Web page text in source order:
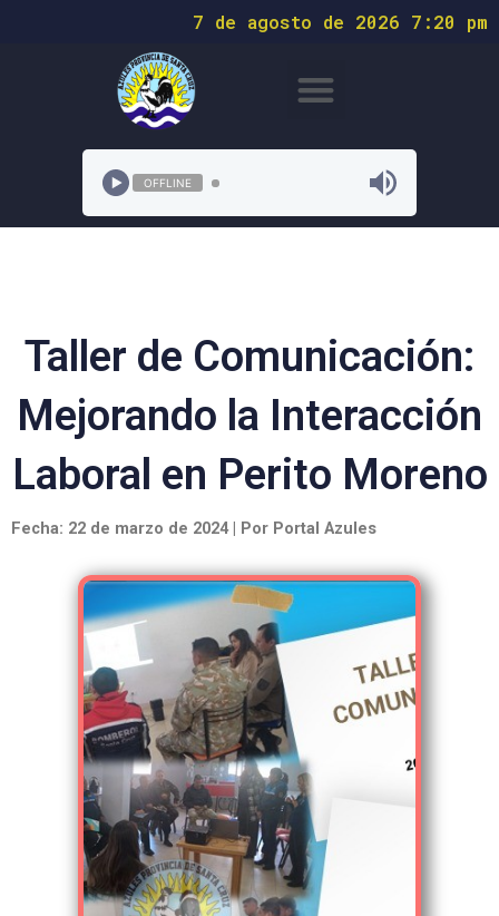
7 de agosto de 2026 7:20 pm
OFFLINE
Taller de Comunicación:
Mejorando la Interacción
Laboral en Perito Moreno
Fecha: 22 de marzo de 2024 | Por Portal Azules